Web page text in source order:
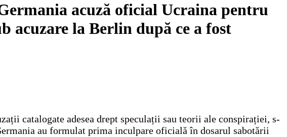
acuză oficial Ucraina pentru
acuzare la Berlin după ce a fost
catalogate adesea drept speculații sau teorii ale conspirației, s-
au formulat prima inculpare oficială în dosarul sabotării